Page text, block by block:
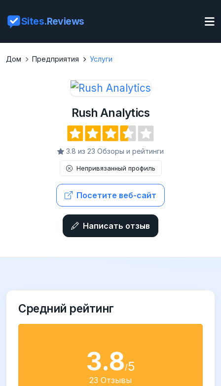
Sites.Reviews
Дом Предприятия Услуги
Rush Analytics
3.8 из 23 Обзоры и рейтинги
Непривязанный профиль
Посетите веб-сайт
Написать отзыв
Средний рейтинг
3.8/5
23 Отзывы